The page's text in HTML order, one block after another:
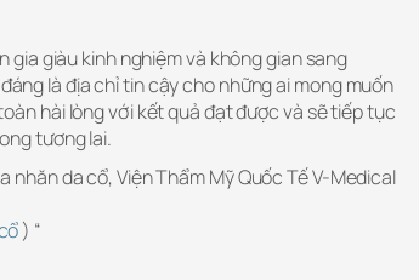
giàu kinh nghiệm và không gian sang
là địa chỉ tin cậy cho những ai mong muốn
hài lòng với kết quả đạt được và sẽ tiếp tục
tương lai.
nhăn da cổ, Viện Thẩm Mỹ Quốc Tế V-Medical
) “